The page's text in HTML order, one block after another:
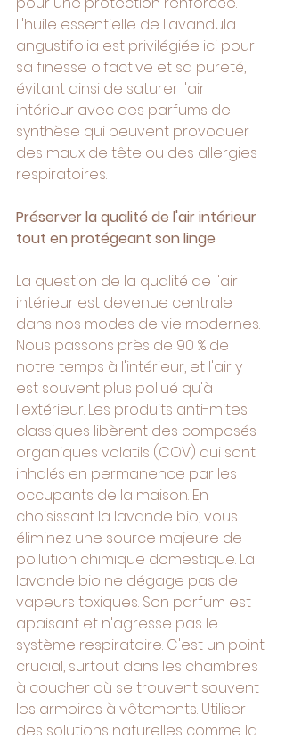
L'huile essentielle de Lavandula
angustifolia est privilégiée ici pour
sa finesse olfactive et sa pureté,
évitant ainsi de saturer l'air
intérieur avec des parfums de
synthèse qui peuvent provoquer
des maux de tête ou des allergies
respiratoires.
Préserver la qualité de l'air intérieur
tout en protégeant son linge
La question de la qualité de l'air
intérieur est devenue centrale
dans nos modes de vie modernes.
Nous passons près de 90 % de
notre temps à l'intérieur, et l'air y
est souvent plus pollué qu'à
l'extérieur. Les produits anti-mites
classiques libèrent des composés
organiques volatils (COV) qui sont
inhalés en permanence par les
occupants de la maison. En
choisissant la lavande bio, vous
éliminez une source majeure de
pollution chimique domestique. La
lavande bio ne dégage pas de
vapeurs toxiques. Son parfum est
apaisant et n'agresse pas le
système respiratoire. C'est un point
crucial, surtout dans les chambres
à coucher où se trouvent souvent
les armoires à vêtements. Utiliser
des solutions naturelles comme la